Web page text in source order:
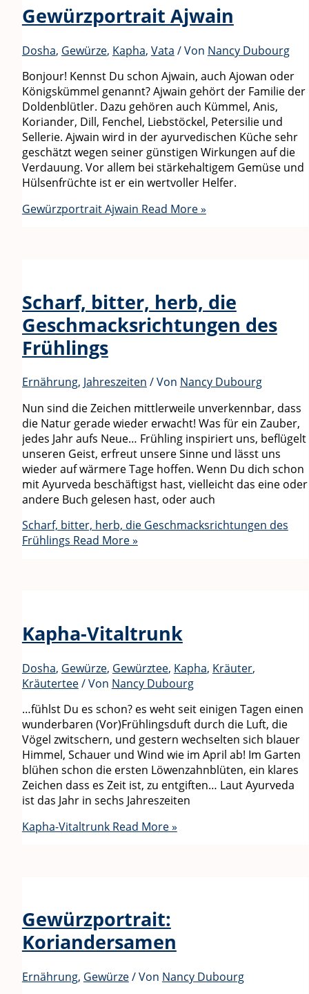
Gewürzportrait Ajwain
Dosha, Gewürze, Kapha, Vata / Von Nancy Dubourg
Bonjour! Kennst Du schon Ajwain, auch Ajowan oder
Königskümmel genannt? Ajwain gehört der Familie der
Doldenblütler. Dazu gehören auch Kümmel, Anis,
Koriander, Dill, Fenchel, Liebstöckel, Petersilie und
Sellerie. Ajwain wird in der ayurvedischen Küche sehr
geschätzt wegen seiner günstigen Wirkungen auf die
Verdauung. Vor allem bei stärkehaltigem Gemüse und
Hülsenfrüchte ist er ein wertvoller Helfer.
Gewürzportrait Ajwain Read More »
Scharf, bitter, herb, die
Geschmacksrichtungen des
Frühlings
Ernährung, Jahreszeiten / Von Nancy Dubourg
Nun sind die Zeichen mittlerweile unverkennbar, dass
die Natur gerade wieder erwacht! Was für ein Zauber,
jedes Jahr aufs Neue… Frühling inspiriert uns, beflügelt
unseren Geist, erfreut unsere Sinne und lässt uns
wieder auf wärmere Tage hoffen. Wenn Du dich schon
mit Ayurveda beschäftigst hast, vielleicht das eine oder
andere Buch gelesen hast, oder auch
Scharf, bitter, herb, die Geschmacksrichtungen des
Frühlings Read More »
Kapha-Vitaltrunk
Dosha, Gewürze, Gewürztee, Kapha, Kräuter,
Kräutertee/ Von Nancy Dubourg
…fühlst Du es schon? es weht seit einigen Tagen einen
wunderbaren (Vor)Frühlingsduft durch die Luft, die
Vögel zwitschern, und gestern wechselten sich blauer
Himmel, Schauer und Wind wie im April ab! Im Garten
blühen schon die ersten Löwenzahnblüten, ein klares
Zeichen dass es Zeit ist, zu entgiften… Laut Ayurveda
ist das Jahr in sechs Jahreszeiten
Kapha-VitaltrunkRead More »
Gewürzportrait:
Koriandersamen
Ernährung, Gewürze/ Von Nancy Dubourg